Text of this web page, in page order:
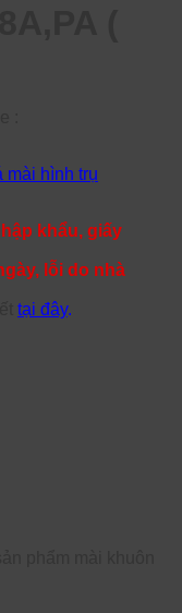
mài hình trụ
khẩu, giấy
lỗi do nhà
tại đây.